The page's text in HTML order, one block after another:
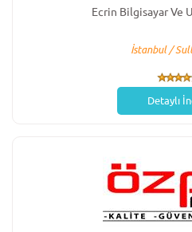
Ecrin Bilgisayar Ve
İstanbul /
Detaylı